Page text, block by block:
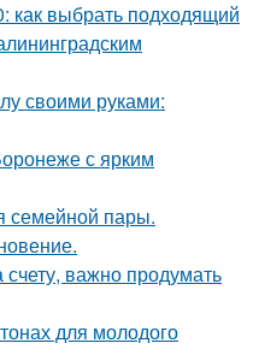
как выбрать подходящий
своими руками:
с ярким
семейной пары.
важно продумать
для молодого